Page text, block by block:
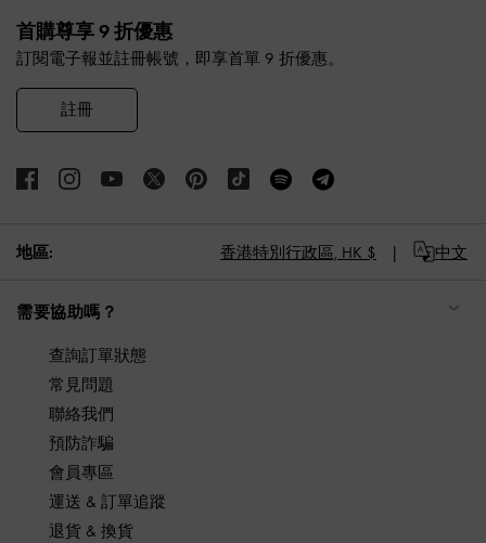
首購尊享 9 折優惠
訂閱電子報並註冊帳號，即享首單 9 折優惠。
註冊
地區: 香港特別行政區, HK $ 中文
需要協助嗎？
查詢訂單狀態
常見問題
聯絡我們
預防詐騙
會員專區
運送 & 訂單追蹤
退貨 & 換貨